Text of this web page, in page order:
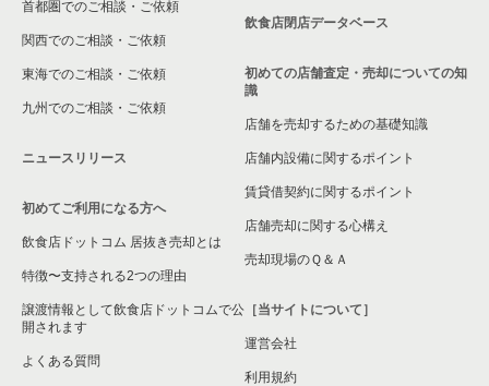
首都圏でのご相談・ご依頼
関西でのご相談・ご依頼
東海でのご相談・ご依頼
九州でのご相談・ご依頼
ニュースリリース
初めてご利用になる方へ
飲食店ドットコム 居抜き売却とは
特徴〜支持される2つの理由
譲渡情報として飲食店ドットコムで公
開されます
よくある質問
飲食店閉店データベース
初めての店舗査定・売却についての知
識
店舗を売却するための基礎知識
店舗内設備に関するポイント
賃貸借契約に関するポイント
店舗売却に関する心構え
売却現場のＱ＆Ａ
［当サイトについて］
運営会社
利用規約